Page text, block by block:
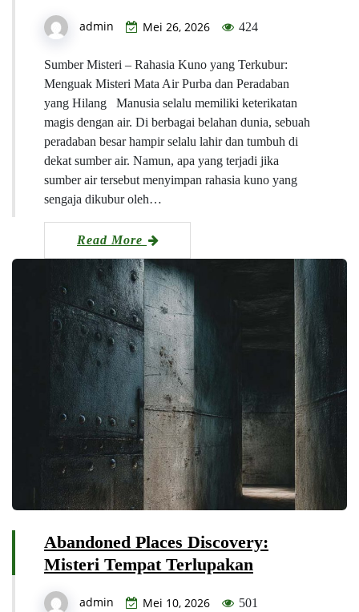
admin Mei 26, 2026 424
Sumber Misteri – Rahasia Kuno yang Terkubur:
Menguak Misteri Mata Air Purba dan Peradaban
yang Hilang Manusia selalu memiliki keterikatan
magis dengan air. Di berbagai belahan dunia, sebuah
peradaban besar hampir selalu lahir dan tumbuh di
dekat sumber air. Namun, apa yang terjadi jika
sumber air tersebut menyimpan rahasia kuno yang
sengaja dikubur oleh…
Read More
Abandoned Places Discovery:
Misteri Tempat Terlupakan
admin Mei 10, 2026 501